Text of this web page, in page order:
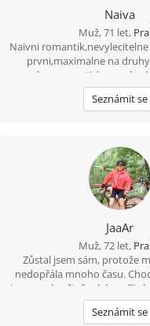
Naiva
Muž, 71 let,
Naivni romantik,nevylecitelne
prvni,maximalne na
veselou sympatickou
neslibuji,ale modre z
Seznámit se
JaaAr
Muž, 72 let,
Zůstal jsem sám, protože
nedopřála mnoho času.
jen se svým čtyřnohým
15ti letý, ale už hodně
ani hospodyní. Hledám
Seznámit se